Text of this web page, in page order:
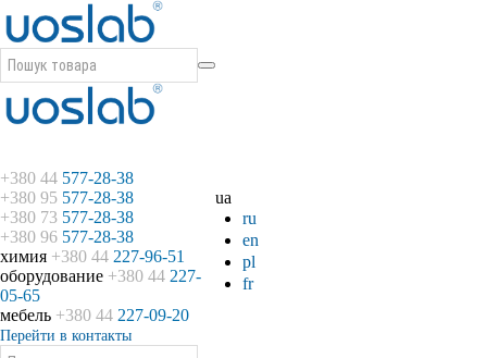
ua
ru
en
pl
fr
+380 44 577-28-38
+380 95 577-28-38
+380 73 577-28-38
+380 96 577-28-38
химия +380 44 227-96-51
оборудование +380 44 227-
05-65
мебель +380 44 227-09-20
Перейти в контакты